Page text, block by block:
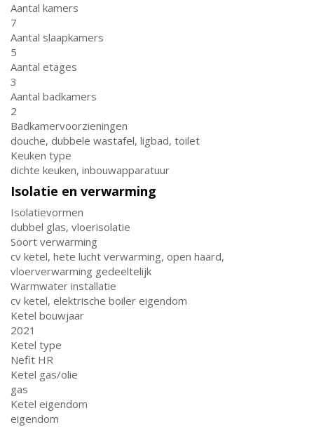
Aantal kamers
7
Aantal slaapkamers
5
Aantal etages
3
Aantal badkamers
2
Badkamervoorzieningen
douche, dubbele wastafel, ligbad, toilet
Keuken type
dichte keuken, inbouwapparatuur
Isolatie en verwarming
Isolatievormen
dubbel glas, vloerisolatie
Soort verwarming
cv ketel, hete lucht verwarming, open haard,
vloerverwarming gedeeltelijk
Warmwater installatie
cv ketel, elektrische boiler eigendom
Ketel bouwjaar
2021
Ketel type
Nefit HR
Ketel gas/olie
gas
Ketel eigendom
eigendom